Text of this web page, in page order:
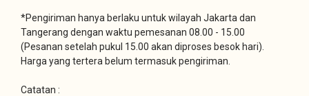
*Pengiriman hanya berlaku untuk wilayah Jakarta dan
Tangerang dengan waktu pemesanan 08.00 - 15.00
(Pesanan setelah pukul 15.00 akan diproses besok hari).
Harga yang tertera belum termasuk pengiriman.
Catatan :